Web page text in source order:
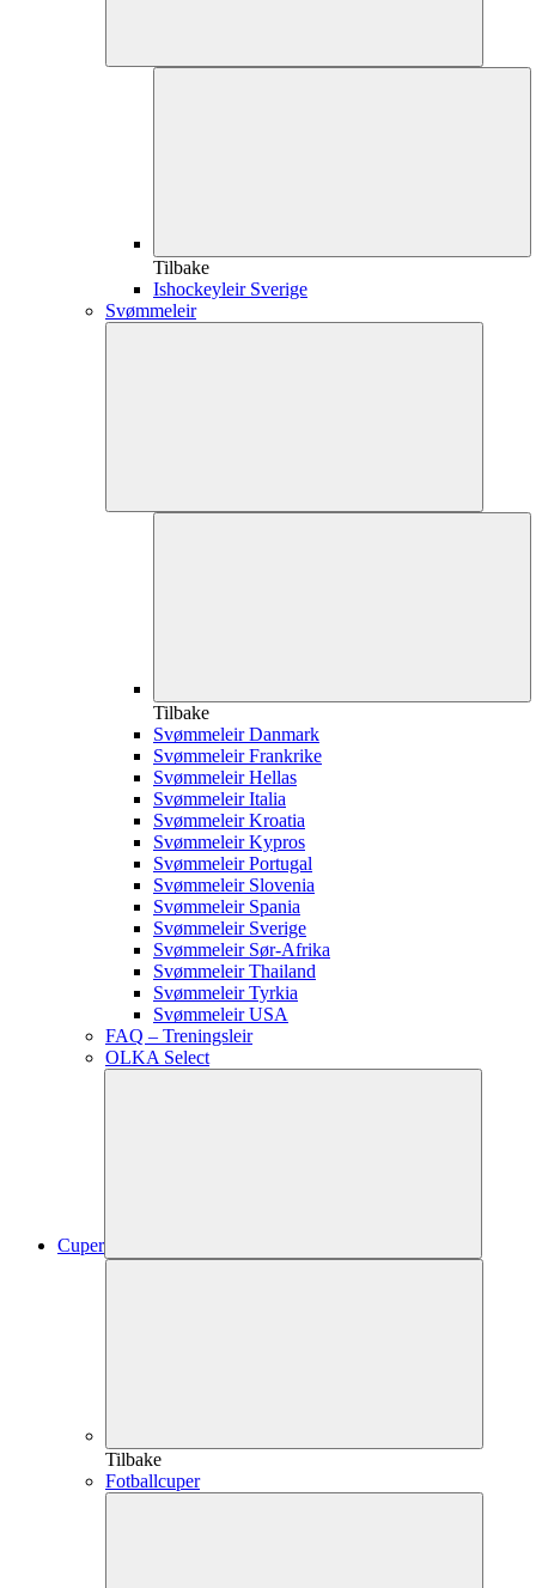
Tilbake
Ishockeyleir Sverige
Svømmeleir
Tilbake
Svømmeleir Danmark
Svømmeleir Frankrike
Svømmeleir Hellas
Svømmeleir Italia
Svømmeleir Kroatia
Svømmeleir Kypros
Svømmeleir Portugal
Svømmeleir Slovenia
Svømmeleir Spania
Svømmeleir Sverige
Svømmeleir Sør-Afrika
Svømmeleir Thailand
Svømmeleir Tyrkia
Svømmeleir USA
FAQ – Treningsleir
OLKA Select
Cuper
Tilbake
Fotballcuper